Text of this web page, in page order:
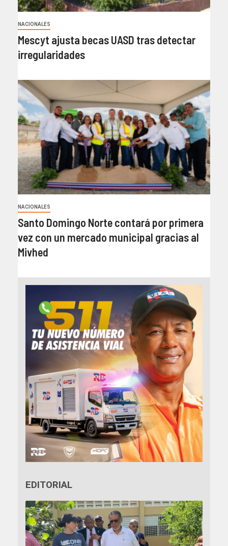
NACIONALES
Mescyt ajusta becas UASD tras detectar
irregularidades
NACIONALES
Santo Domingo Norte contará por primera
vez con un mercado municipal gracias al
Mivhed
EDITORIAL